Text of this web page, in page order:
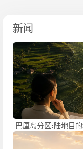
新闻
巴厘岛分区:陆地目